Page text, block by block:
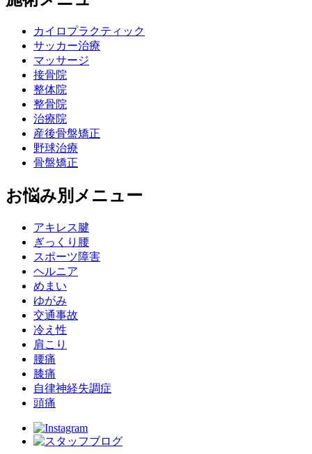
カイロプラクティック
サッカー治療
マッサージ
接骨院
整体院
整骨院
治療院
産後骨盤矯正
野球治療
骨盤矯正
お悩み別メニュー
アキレス腱
ぎっくり腰
スポーツ障害
ヘルニア
めまい
ゆがみ
交通事故
冷え性
肩こり
腰痛
膝痛
自律神経失調症
頭痛